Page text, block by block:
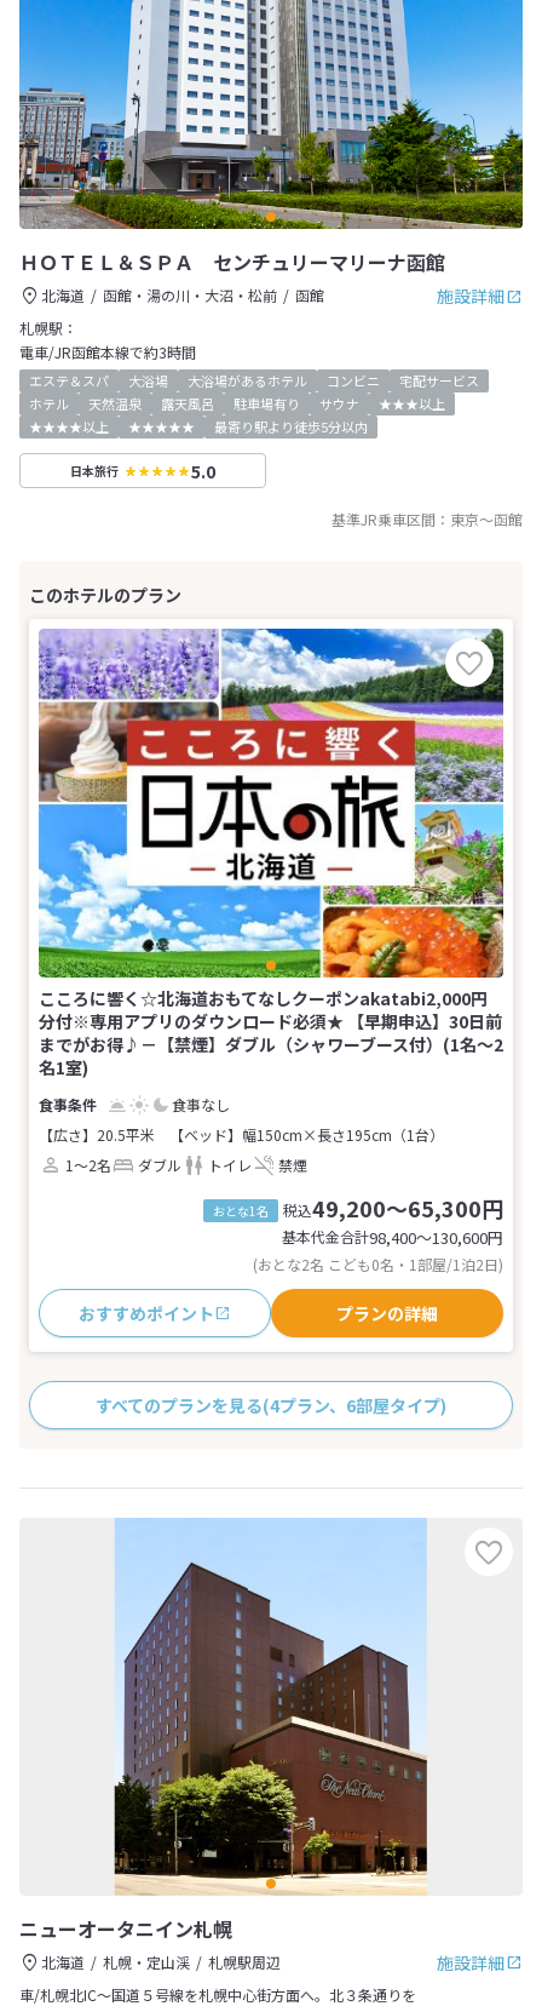
ＨＯＴＥＬ＆ＳＰＡ センチュリーマリーナ函館
施設詳細
北海道 函館・湯の川・大沼・松前
函館
札幌駅：
電車/JR函館本線で約3時間
エステ＆スパ 大浴場 大浴場があるホテル コンビニ
宅配サービス
ホテル
天然温泉 露天風呂 駐車場有り サウナ
★★★以上
★★★★以上
★★★★★ 最寄り駅より徒歩5分以内
日本旅行 5.0
基準JR乗車区間： 東京～函館
こころに響く☆北海道おもてなしクーポンakatabi2,000円
分付※専用アプリのダウンロード必須★ 【早期申込】30日前
までがお得♪－【禁煙】ダブル（シャワーブース付）(1名～2
名1室)
食事なし
【広さ】20.5平米
【ベッド】幅150cm×長さ195cm（1台）
1～2名
ダブル トイレ 禁煙
おとな1名 税込49,200～65,300円
基本代金合計98,400〜130,600円
(おとな2名 こども0名・1部屋/1泊2日)
おすすめポイント プランの詳細
すべてのプランを見る(4プラン、6部屋タイプ)
ニューオータニイン札幌
施設詳細
北海道 札幌・定山渓
札幌駅周辺
車/札幌北IC～国道５号線を札幌中心街方面へ。北３条通りを